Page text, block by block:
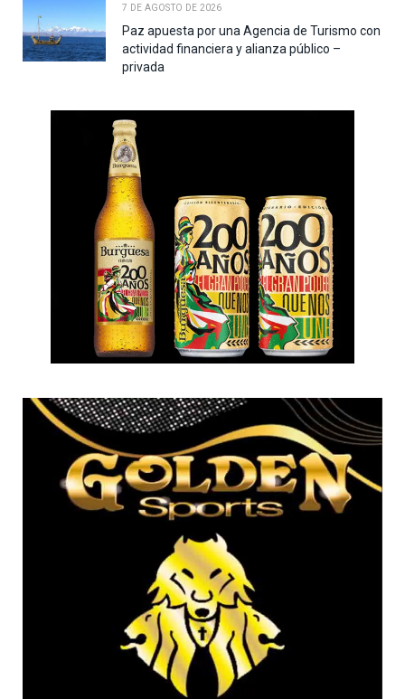
7 DE AGOSTO DE 2026
Paz apuesta por una Agencia de Turismo con
actividad financiera y alianza público –
privada